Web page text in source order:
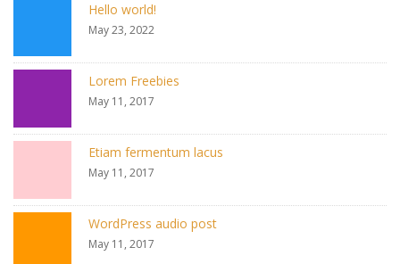
Hello world!
May 23, 2022
Lorem Freebies
May 11, 2017
Etiam fermentum lacus
May 11, 2017
WordPress audio post
May 11, 2017